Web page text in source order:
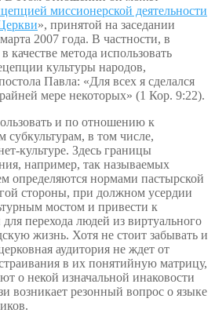
миссионерской деятельности
», принятой на заседании
2007 года. В частности, в
качестве метода использовать
культуры народов,
Павла: «Для всех я сделался
мере некоторых» (1 Кор. 9:22).
и по отношению к
в том числе,
культуре. Здесь границы
например, так называемых
определяются нормами пастырской
стороны, при должном усердии
мостом и привести к
перехода людей из виртуального
жизнь. Хотя не стоит забывать и
аудитория не ждет от
в их понятийную матрицу,
о некой изначальной инаковости
возникает резонный вопрос о языке